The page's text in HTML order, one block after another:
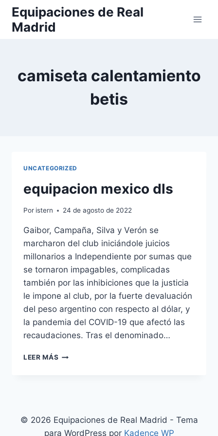
Saltar
contenido
Equipaciones de Real
Madrid
camiseta calentamiento
betis
UNCATEGORIZED
equipacion mexico dls
Por istern 24 de agosto de 2022
Gaibor, Campaña, Silva y Verón se
marcharon del club iniciándole juicios
millonarios a Independiente por sumas que
se tornaron impagables, complicadas
también por las inhibiciones que la justicia
le impone al club, por la fuerte devaluación
del peso argentino con respecto al dólar, y
la pandemia del COVID-19 que afectó las
recaudaciones. Tras el denominado…
LEER MÁS EQUIPACION
© 2026 Equipaciones de Real Madrid - Tema
para WordPress por Kadence WP